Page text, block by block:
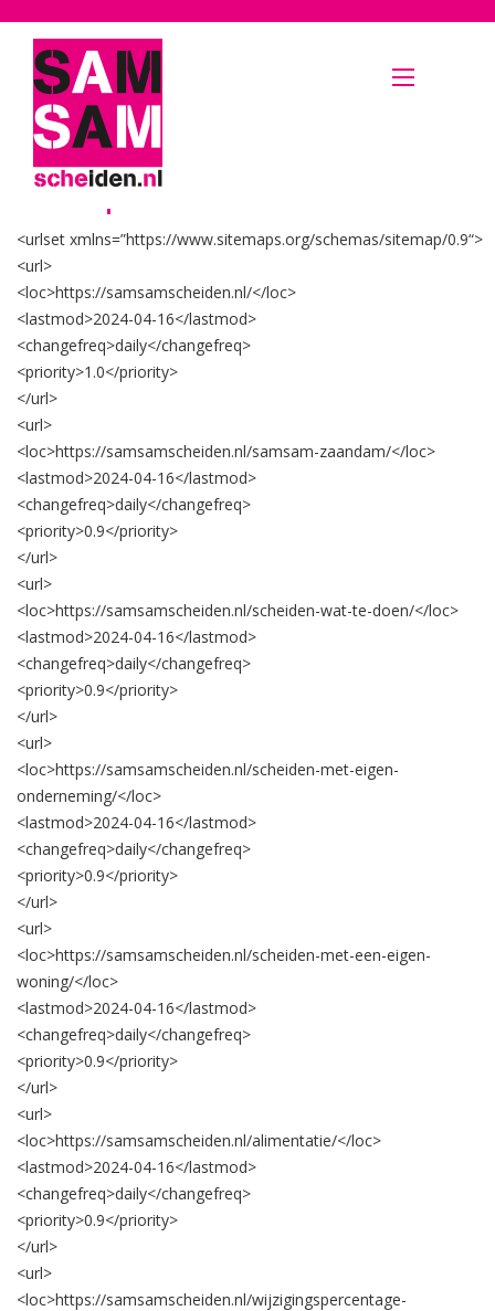
Home » Sitemap
<urlset xmlns=”https://www.sitemaps.org/schemas/sitemap/0.9“>
<url>
<loc>https://samsamscheiden.nl/</loc>
<lastmod>2024-04-16</lastmod>
<changefreq>daily</changefreq>
<priority>1.0</priority>
</url>
<url>
<loc>https://samsamscheiden.nl/samsam-zaandam/</loc>
<lastmod>2024-04-16</lastmod>
<changefreq>daily</changefreq>
<priority>0.9</priority>
</url>
<url>
<loc>https://samsamscheiden.nl/scheiden-wat-te-doen/</loc>
<lastmod>2024-04-16</lastmod>
<changefreq>daily</changefreq>
<priority>0.9</priority>
</url>
<url>
<loc>https://samsamscheiden.nl/scheiden-met-eigen-
onderneming/</loc>
<lastmod>2024-04-16</lastmod>
<changefreq>daily</changefreq>
<priority>0.9</priority>
</url>
<url>
<loc>https://samsamscheiden.nl/scheiden-met-een-eigen-
woning/</loc>
<lastmod>2024-04-16</lastmod>
<changefreq>daily</changefreq>
<priority>0.9</priority>
</url>
<url>
<loc>https://samsamscheiden.nl/alimentatie/</loc>
<lastmod>2024-04-16</lastmod>
<changefreq>daily</changefreq>
<priority>0.9</priority>
</url>
<url>
<loc>https://samsamscheiden.nl/wijzigingspercentage-